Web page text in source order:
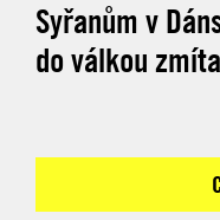
Syřanům v
do válkou